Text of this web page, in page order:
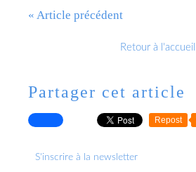
« Article précédent
Retour à l'accueil
Partager cet article
Repost
S'inscrire à la newsletter